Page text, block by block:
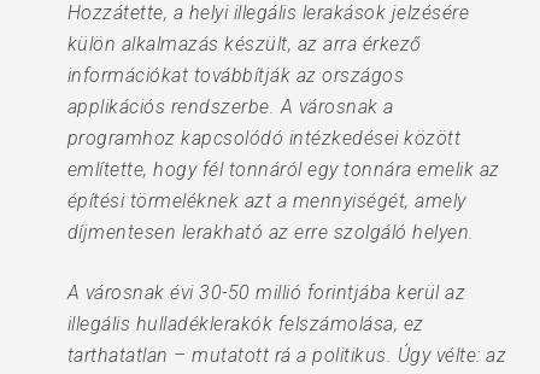
Hozzátette, a helyi illegális lerakások jelzésére
külön alkalmazás készült, az arra érkező
információkat továbbítják az országos
applikációs rendszerbe. A városnak a
programhoz kapcsolódó intézkedései között
említette, hogy fél tonnáról egy tonnára emelik az
építési törmeléknek azt a mennyiségét, amely
díjmentesen lerakható az erre szolgáló helyen.
A városnak évi 30-50 millió forintjába kerül az
illegális hulladéklerakók felszámolása, ez
tarthatatlan – mutatott rá a politikus. Úgy vélte: az